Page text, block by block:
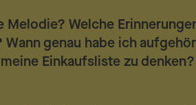
Melodie? Welche
genau habe ich
Einkaufsliste zu